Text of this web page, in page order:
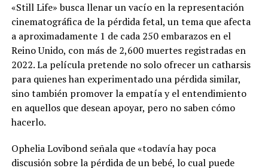
«Still Life» busca llenar un vacío en la representación
cinematográfica de la pérdida fetal, un tema que afecta
a aproximadamente 1 de cada 250 embarazos en el
Reino Unido, con más de 2,600 muertes registradas en
2022. La película pretende no solo ofrecer un catharsis
para quienes han experimentado una pérdida similar,
sino también promover la empatía y el entendimiento
en aquellos que desean apoyar, pero no saben cómo
hacerlo.
Ophelia Lovibond señala que «todavía hay poca
discusión sobre la pérdida de un bebé, lo cual puede